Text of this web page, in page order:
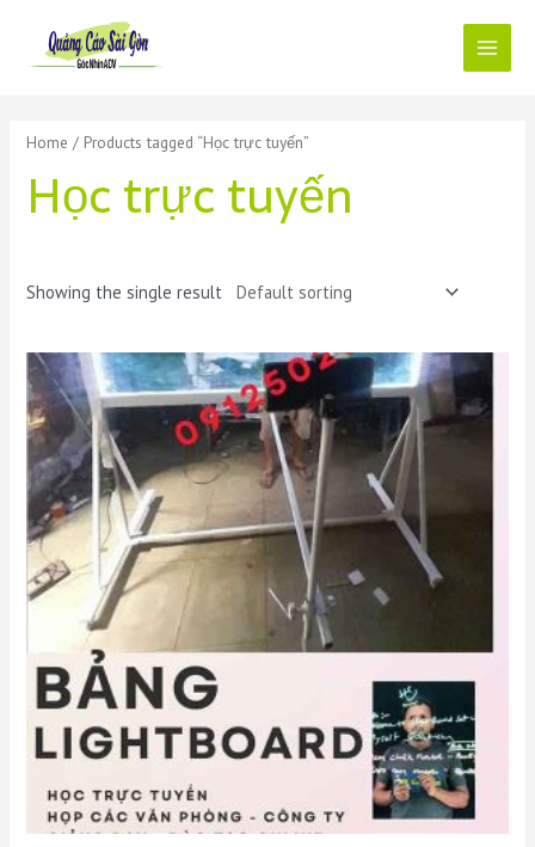
content
Main
Home / Products tagged “Học trực tuyến”
Học trực tuyến
Showing the single result